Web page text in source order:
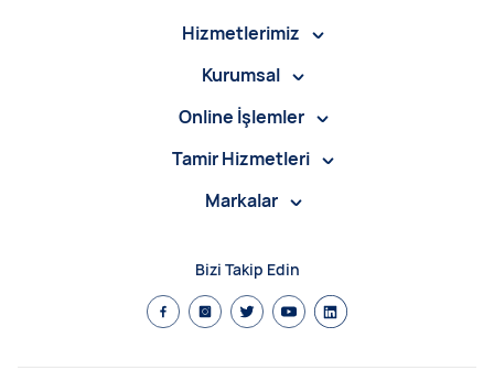
Hizmetlerimiz
Kurumsal
Online İşlemler
Tamir Hizmetleri
Markalar
Bizi Takip Edin